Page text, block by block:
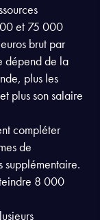
et 75 000
brut par
dépend de la
plus les
plus son salaire
compléter
de
supplémentaire.
8 000